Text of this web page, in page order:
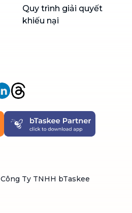
Quy trình giải quyết
khiếu nại
Công Ty TNHH bTaskee